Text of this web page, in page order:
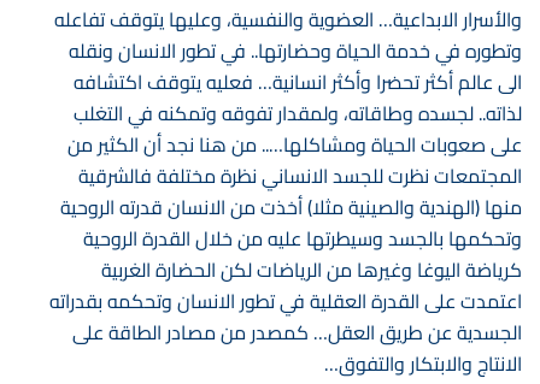
والأسرار الابداعية… العضوية والنفسية، وعليها يتوقف تفاعله
وتطوره في خدمة الحياة وحضارتها.. في تطور الانسان ونقله
الى عالم أكثر تحضرا وأكثر انسانية… فعليه يتوقف اكتشافه
لذاته.. لجسده وطاقاته، ولمقدار تفوقه وتمكنه في التغلب
على صعوبات الحياة ومشاكلها….. من هنا نجد أن الكثير من
المجتمعات نظرت للجسد الانساني نظرة مختلفة فالشرقية
منها (الهندية والصينية مثلا) أخذت من الانسان قدرته الروحية
وتحكمها بالجسد وسيطرتها عليه من خلال القدرة الروحية
كرياضة اليوغا وغيرها من الرياضات لكن الحضارة الغربية
اعتمدت على القدرة العقلية في تطور الانسان وتحكمه بقدراته
الجسدية عن طريق العقل… كمصدر من مصادر الطاقة على
الانتاج والابتكار والتفوق…